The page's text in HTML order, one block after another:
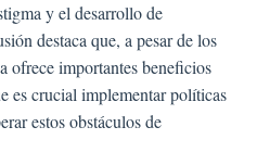
y el desarrollo de
destaca que, a pesar de los
ofrece importantes beneficios
es crucial implementar políticas
estos obstáculos de